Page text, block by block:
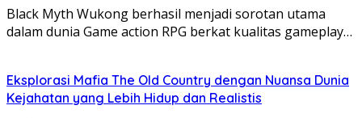
Black Myth Wukong berhasil menjadi sorotan utama
dalam dunia Game action RPG berkat kualitas gameplay…
Eksplorasi Mafia The Old Country dengan Nuansa Dunia
Kejahatan yang Lebih Hidup dan Realistis